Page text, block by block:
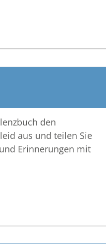
den
aus und teilen Sie
Erinnerungen mit